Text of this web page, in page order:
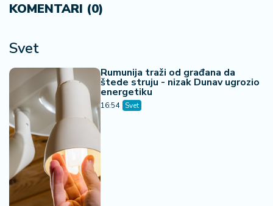
KOMENTARI (0)
Svet
Rumunija traži od građana da
štede struju - nizak Dunav ugrozio
energetiku
16:54 Svet